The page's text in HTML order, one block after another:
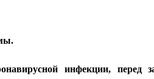
инфекции,